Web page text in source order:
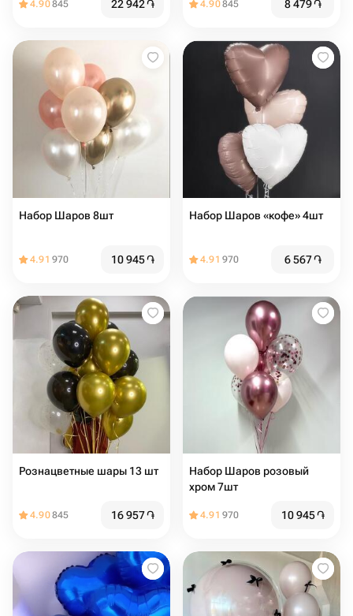
4.90845 22 942֏ 4.90845 8 479֏
Набор Шаров 8шт
4.91 970 10 945֏
Набор Шаров «кофе» 4шт
4.91 970 6 567֏
Рознацветные шары 13 шт
4.90845 16 957֏
Набор Шаров розовый
хром 7шт
4.91 970 10 945֏